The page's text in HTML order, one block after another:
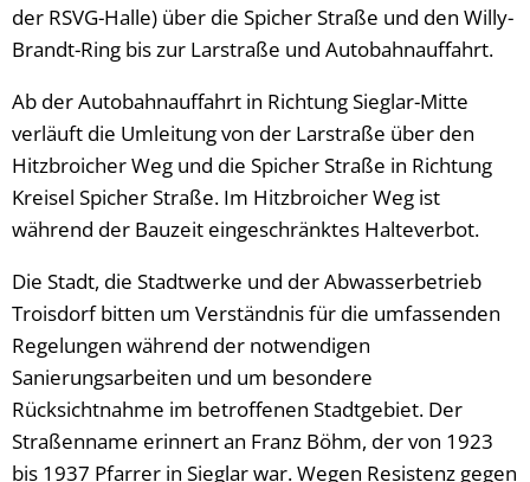
der RSVG-Halle) über die Spicher Straße und den Willy-
Brandt-Ring bis zur Larstraße und Autobahnauffahrt.
Ab der Autobahnauffahrt in Richtung Sieglar-Mitte
verläuft die Umleitung von der Larstraße über den
Hitzbroicher Weg und die Spicher Straße in Richtung
Kreisel Spicher Straße. Im Hitzbroicher Weg ist
während der Bauzeit eingeschränktes Halteverbot.
Die Stadt, die Stadtwerke und der Abwasserbetrieb
Troisdorf bitten um Verständnis für die umfassenden
Regelungen während der notwendigen
Sanierungsarbeiten und um besondere
Rücksichtnahme im betroffenen Stadtgebiet. Der
Straßenname erinnert an Franz Böhm, der von 1923
bis 1937 Pfarrer in Sieglar war. Wegen Resistenz gegen